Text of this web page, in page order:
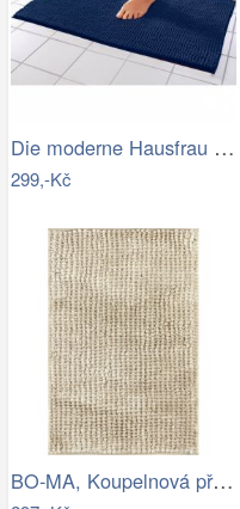
Die moderne Hausfrau Koupelnová…
299,-Kč
BO-MA, Koupelnová předložka Ella micro…